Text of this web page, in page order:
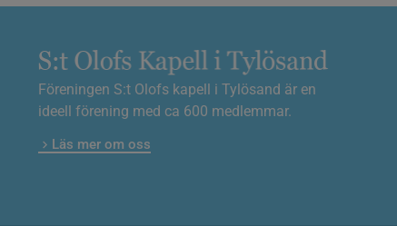
Föreningen S:t Olofs kapell i Tylösand är en
ideell förening med ca 600 medlemmar.
Läs mer om oss